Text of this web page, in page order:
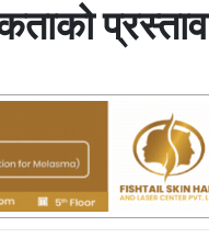
प्रस्ताव